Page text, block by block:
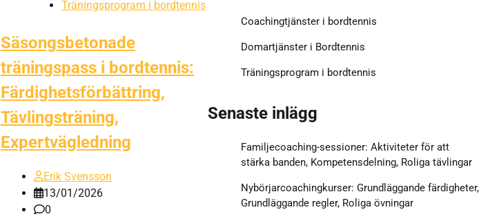
Träningsprogram i bordtennis
Säsongsbetonade
träningspass i bordtennis:
Färdighetsförbättring,
Tävlingsträning,
Expertvägledning
Erik Svensson
13/01/2026
0
Coachingtjänster i bordtennis
Domartjänster i Bordtennis
Träningsprogram i bordtennis
Senaste inlägg
Familjecoaching-sessioner: Aktiviteter för att
stärka banden, Kompetensdelning, Roliga tävlingar
Nybörjarcoachingkurser: Grundläggande färdigheter,
Grundläggande regler, Roliga övningar